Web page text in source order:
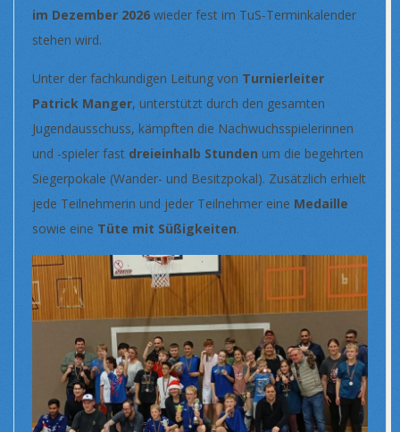
im Dezember 2026 wieder fest im TuS-Terminkalender
stehen wird.
Unter der fachkundigen Leitung von Turnierleiter
Patrick Manger, unterstützt durch den gesamten
Jugendausschuss, kämpften die Nachwuchsspielerinnen
und -spieler fast dreieinhalb Stunden um die begehrten
Siegerpokale (Wander- und Besitzpokal). Zusätzlich erhielt
jede Teilnehmerin und jeder Teilnehmer eine Medaille
sowie eine Tüte mit Süßigkeiten.